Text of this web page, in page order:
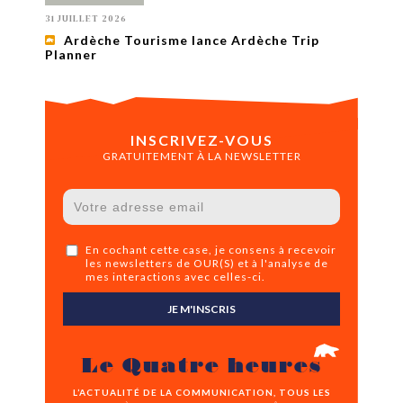
31 JUILLET 2026
Ardèche Tourisme lance Ardèche Trip
Planner
INSCRIVEZ-VOUS
GRATUITEMENT À LA NEWSLETTER
En cochant cette case, je consens à recevoir
les newsletters de OUR(S) et à l'analyse de
mes interactions avec celles-ci.
JE M'INSCRIS
Le Quatre heures
L’ACTUALITÉ DE LA COMMUNICATION, TOUS LES